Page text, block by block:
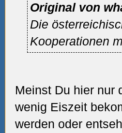
Original von
Die
Kooperationen
Meinst Du hier nur
wenig Eiszeit
werden oder